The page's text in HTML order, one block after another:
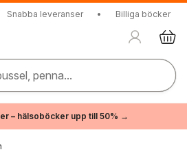
Snabba leveranser • Billiga böcker
penna...
– hälsoböcker upp till 50% →